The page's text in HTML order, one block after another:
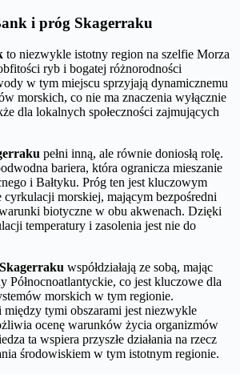
i próg Skagerraku
to niezwykle istotny region na szelfie Morza
ryb i bogatej różnorodności
w tym miejscu sprzyjają dynamicznemu
morskich, co nie ma znaczenia wyłącznie
dla lokalnych społeczności zajmujących
pełni inną, ale równie doniosłą rolę.
bariera, która ogranicza mieszanie
i Bałtyku. Próg ten jest kluczowym
cyrkulacji morskiej, mającym bezpośredni
biotyczne w obu akwenach. Dzięki
temperatury i zasolenia jest nie do
współdziałają ze sobą, mając
Północnoatlantyckie, co jest kluczowe dla
morskich w tym regionie.
tymi obszarami jest niezwykle
ocenę warunków życia organizmów
ta wspiera przyszłe działania na rzecz
środowiskiem w tym istotnym regionie.